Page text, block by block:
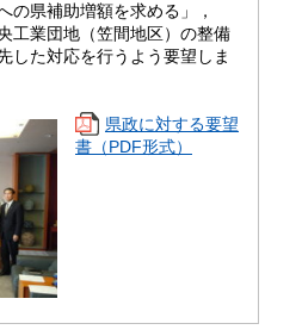
の県補助増額を求める」，
工業団地（笠間地区）の整備
した対応を行うよう要望しま
県政に対する要望
書（PDF形式）